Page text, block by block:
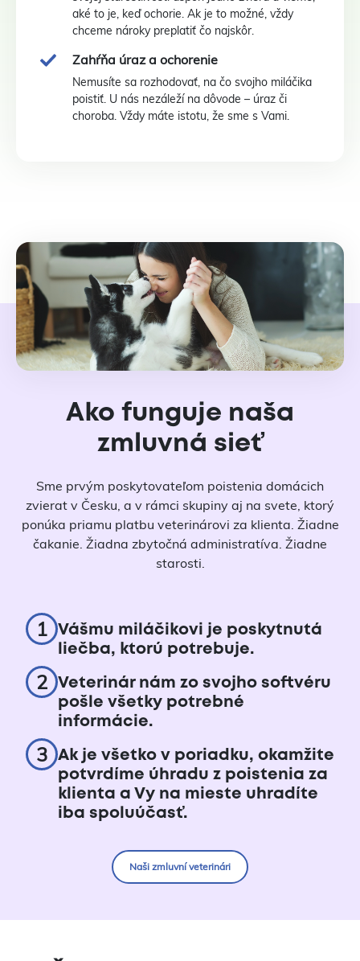
aké to je, keď ochorie. Ak je to možné, vždy
chceme nároky preplatiť čo najskôr.
Zahŕňa úraz a ochorenie
Nemusíte sa rozhodovať, na čo svojho miláčika
poistiť. U nás nezáleží na dôvode – úraz či
choroba. Vždy máte istotu, že sme s Vami.
Ako funguje naša
zmluvná sieť
Sme prvým poskytovateľom poistenia domácich
zvierat v Česku, a v rámci skupiny aj na svete, ktorý
ponúka priamu platbu veterinárovi za klienta. Žiadne
čakanie. Žiadna zbytočná administratíva. Žiadne
starosti.
1
Vášmu miláčikovi je poskytnutá
liečba, ktorú potrebuje.
2
Veterinár nám zo svojho softvéru
pošle všetky potrebné
informácie.
3
Ak je všetko v poriadku, okamžite
potvrdíme úhradu z poistenia za
klienta a Vy na mieste uhradíte
iba spoluúčasť.
Naši zmluvní veterinári